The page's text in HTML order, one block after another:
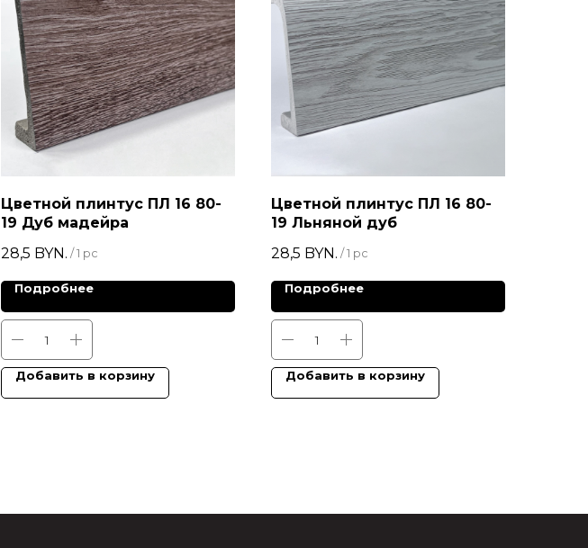
Цветной плинтус ПЛ 16 80-
19 Дуб мадейра
28,5 BYN. / 1 pc
Подробнее
Добавить в корзину
Цветной плинтус ПЛ 16 80-
19 Льняной дуб
28,5 BYN. / 1 pc
Подробнее
Добавить в корзину